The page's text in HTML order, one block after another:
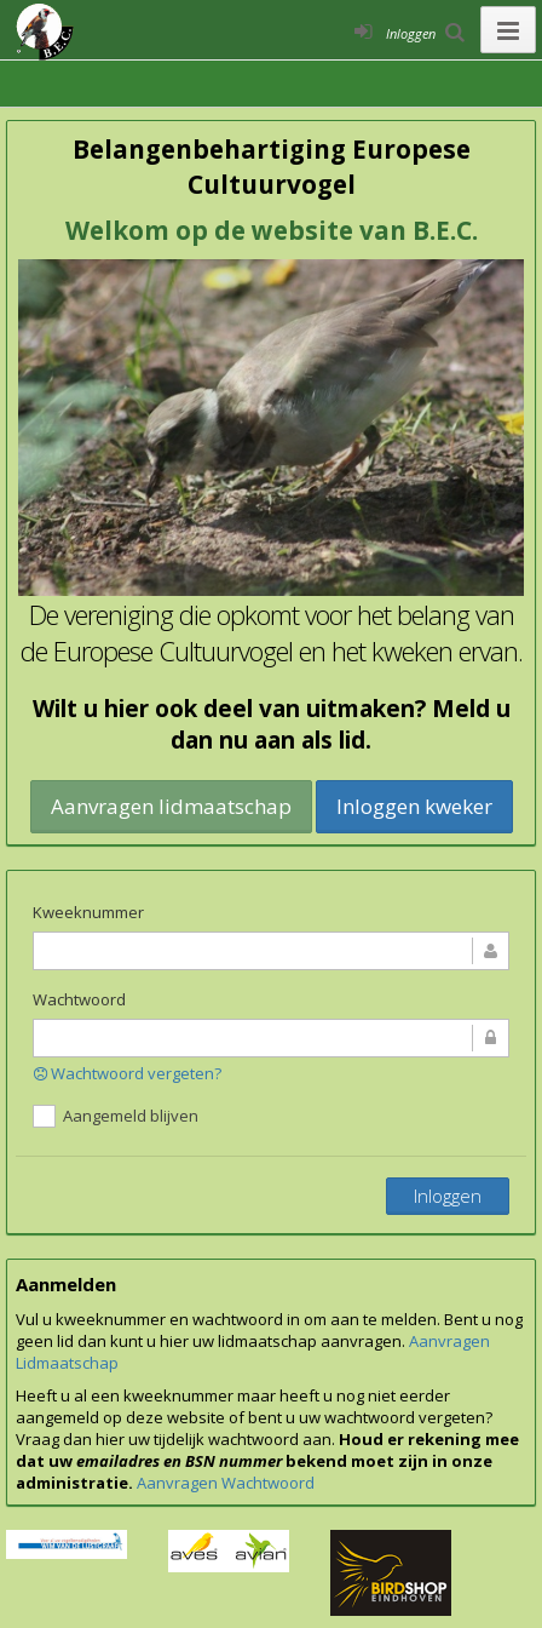
Inloggen
Belangenbehartiging Europese
Cultuurvogel
Welkom op de website van B.E.C.
De vereniging die opkomt voor het belang van
de Europese Cultuurvogel en het kweken ervan.
Wilt u hier ook deel van uitmaken? Meld u
dan nu aan als lid.
Inloggen kweker
Kweeknummer
Wachtwoord
Wachtwoord vergeten?
Aangemeld blijven
Inloggen
Aanmelden
Vul u kweeknummer en wachtwoord in om aan te melden. Bent u nog
geen lid dan kunt u hier uw lidmaatschap aanvragen. Aanvragen
Lidmaatschap
Heeft u al een kweeknummer maar heeft u nog niet eerder
aangemeld op deze website of bent u uw wachtwoord vergeten?
Vraag dan hier uw tijdelijk wachtwoord aan. Houd er rekening mee
dat uwemailadres en BSN nummerbekend moet zijn in onze
administratie. Aanvragen Wachtwoord